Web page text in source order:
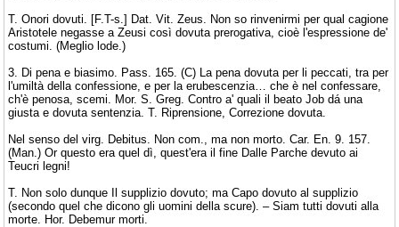
T. Onori dovuti. [F.T-s.] Dat. Vit. Zeus. Non so rinvenirmi per qual cagione
Aristotele negasse a Zeusi così dovuta prerogativa, cioè l'espressione de'
costumi. (Meglio lode.)
3. Di pena e biasimo. Pass. 165. (C) La pena dovuta per li peccati, tra per
l'umiltà della confessione, e per la erubescenzia… che è nel confessare,
ch'è penosa, scemi. Mor. S. Greg. Contro a' quali il beato Job dá una
giusta e dovuta sentenzia. T. Riprensione, Correzione dovuta.
Nel senso del virg. Debitus. Non com., ma non morto. Car. En. 9. 157.
(Man.) Or questo era quel dì, quest'era il fine Dalle Parche devuto ai
Teucri legni!
T. Non solo dunque Il supplizio dovuto; ma Capo dovuto al supplizio
(secondo quel che dicono gli uomini della scure). – Siam tutti dovuti alla
morte. Hor. Debemur morti.